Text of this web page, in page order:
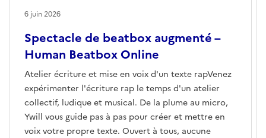
Spectacle de beatbox augmenté –
Human Beatbox Online
Atelier écriture et mise en voix d'un texte rapVenez
expérimenter l'écriture rap le temps d'un atelier
collectif, ludique et musical. De la plume au micro,
Ywill vous guide pas à pas pour créer et mettre en
voix votre propre texte. Ouvert à tous, aucune
6 juin 2026